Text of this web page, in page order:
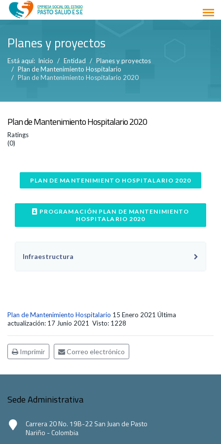
Planes y proyectos
Está aquí: Inicio Entidad
Planes y proyectos
Plan de Mantenimiento Hospitalario
Plan de Mantenimiento Hospitalario 2020
Plan de Mantenimiento Hospitalario 2020
Ratings
(0)
PLAN DE MANTENIMIENTO HOSPITALARIO 2020
PROGRAMACIÓN PLAN DE MANTENIMIENTO
HOSPITALARIO 2020
Infraestructura
Plan de Mantenimiento Hospitalario 15 Enero 2021 Última
actualización: 17 Junio 2021 Visto: 1228
Imprimir Correo electrónico
Sede Administrativa
Carrera 20 No. 19B-22 San Juan de Pasto
Nariño - Colombia